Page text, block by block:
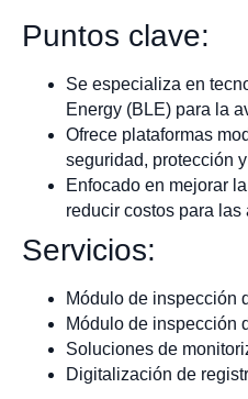
Puntos clave:
Se especializa en
Energy (BLE) para la
Ofrece plataformas
seguridad, protección
Enfocado en mejorar
reducir costos para las
Servicios:
Módulo de inspección
Módulo de inspección
Soluciones de
Digitalización de